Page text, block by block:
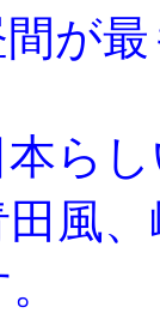
が
ら
風